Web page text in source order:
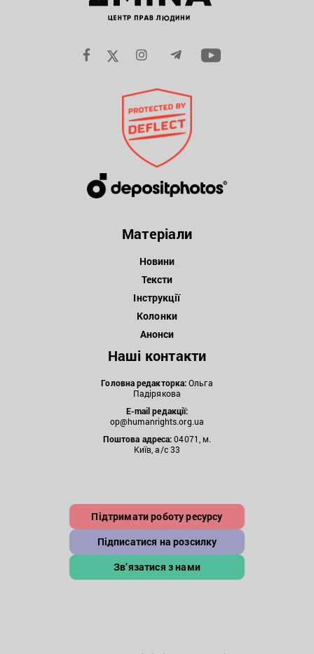
Матеріали
Новини
Тексти
Інструкції
Колонки
Анонси
Наші контакти
Головна редакторка:Ольга
Падірякова
E-mail редакції:
op@humanrights.org.ua
Поштова адреса:04071, м.
Київ, а/с 33
Підтримати роботу ресурсу
Підписатися на розсилку
Зв’язатися з нами